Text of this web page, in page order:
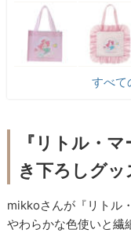
すべて
『リトル・
き下ろしグッ
mikkoさんが『リトル
やわらかな色使いと繊